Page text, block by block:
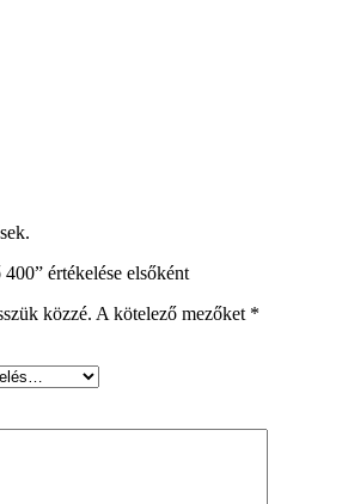
értékelése elsőként
közzé. A kötelező mezőket *